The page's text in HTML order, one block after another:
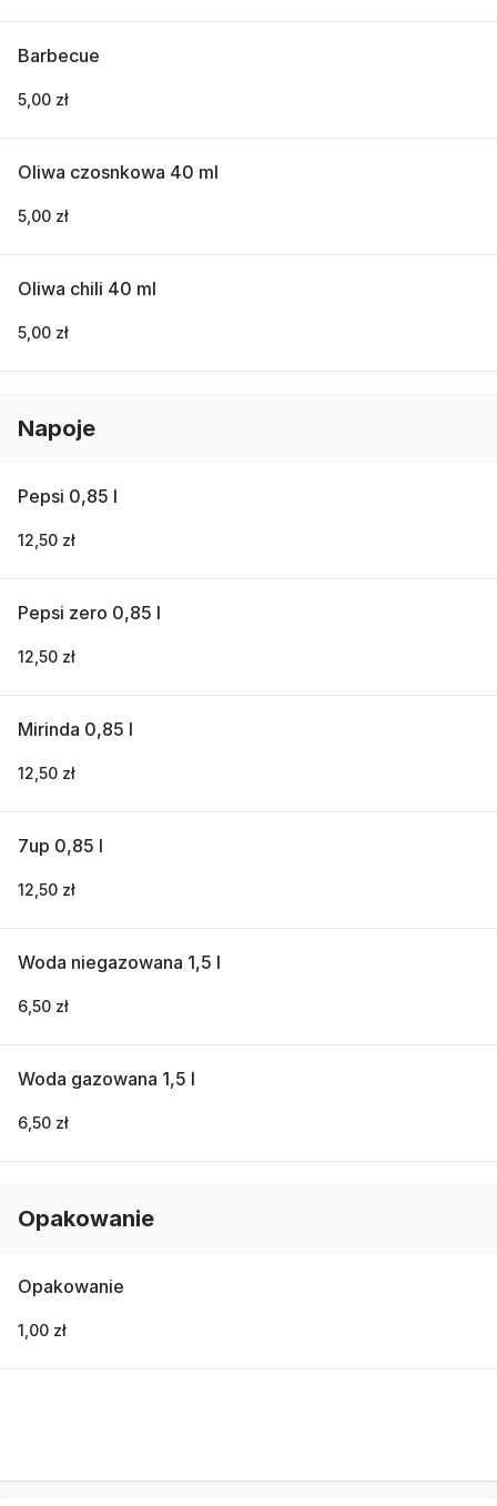
Barbecue
5,00 zł
Oliwa czosnkowa 40 ml
5,00 zł
Oliwa chili 40 ml
5,00 zł
Napoje
Pepsi 0,85 l
12,50 zł
Pepsi zero 0,85 l
12,50 zł
Mirinda 0,85 l
12,50 zł
7up 0,85 l
12,50 zł
Woda niegazowana 1,5 l
6,50 zł
Woda gazowana 1,5 l
6,50 zł
Opakowanie
Opakowanie
1,00 zł